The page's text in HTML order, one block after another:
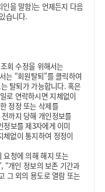
을 말함)는 언제든지 다음
습니다.
회 수정을 위해서는
는 “회원탈퇴”를 클릭하여
탈퇴가 가능합니다. 혹은
로 연락하시면 지체없이
정정 또는 삭제를
까지 당해 개인정보를
보를 제3자에게 이미
없이 통지하여 정정이
청에 의해 해지 또는
“개인 정보의 보존 기간과
그 외의 용도로 열람 또는